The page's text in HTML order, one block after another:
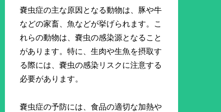
嚢虫症の主な原因となる動物は、豚や牛
などの家畜、魚などが挙げられます。こ
れらの動物は、嚢虫の感染源となること
があります。特に、生肉や生魚を摂取す
る際には、嚢虫の感染リスクに注意する
必要があります。
嚢虫症の予防には、食品の適切な加熱や